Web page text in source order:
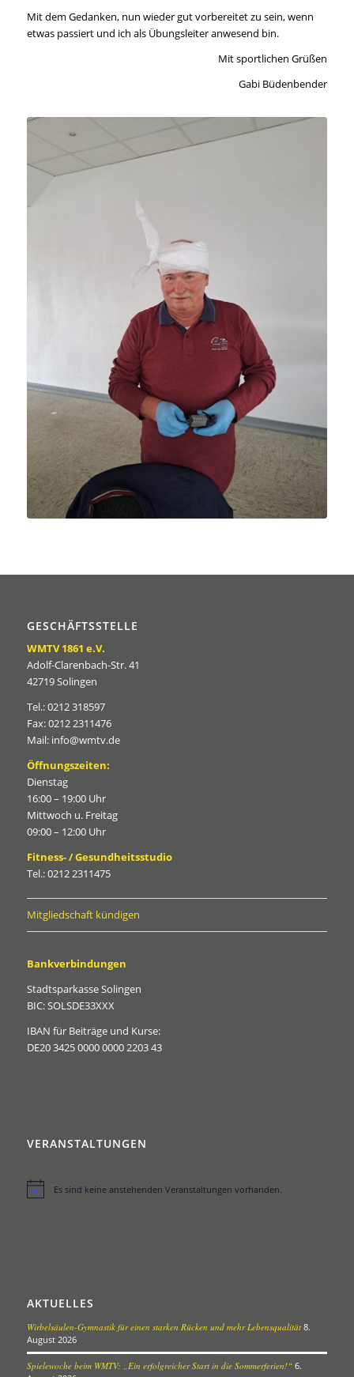
Mit dem Gedanken, nun wieder gut vorbereitet zu sein, wenn
etwas passiert und ich als Übungsleiter anwesend bin.
Mit sportlichen Grüßen
Gabi Büdenbender
GESCHÄFTSSTELLE
WMTV 1861 e.V.
Adolf-Clarenbach-Str. 41
42719 Solingen
Tel.: 0212 318597
Fax: 0212 2311476
Mail: info@wmtv.de
Öffnungszeiten:
Dienstag
16:00 – 19:00 Uhr
Mittwoch u. Freitag
09:00 – 12:00 Uhr
Fitness- / Gesundheitsstudio
Tel.: 0212 2311475
Mitgliedschaft kündigen
Bankverbindungen
Stadtsparkasse Solingen
BIC: SOLSDE33XXX
IBAN für Beiträge und Kurse:
DE20 3425 0000 0000 2203 43
VERANSTALTUNGEN
HinweisEs sind keine anstehenden Veranstaltungen vorhanden.
AKTUELLES
Wirbelsäulen-Gymnastik für einen starken Rücken und mehr Lebensqualität 8.
August 2026
Spielewoche beim WMTV: „Ein erfolgreicher Start in die Sommerferien!“ 6.